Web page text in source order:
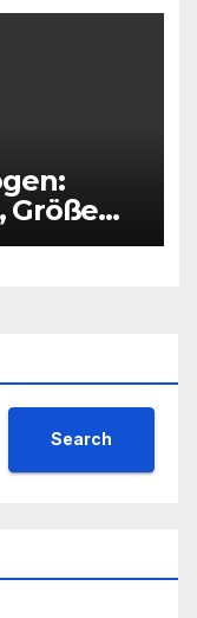
Größe
Search